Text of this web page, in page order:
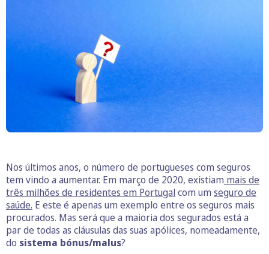
Nos últimos anos, o número de portugueses com seguros
tem vindo a aumentar. Em março de 2020, existiam mais de
três milhões de residentes em Portugal com um seguro de
saúde. E este é apenas um exemplo entre os seguros mais
procurados. Mas será que a maioria dos segurados está a
par de todas as cláusulas das suas apólices, nomeadamente,
do sistema bónus/malus?